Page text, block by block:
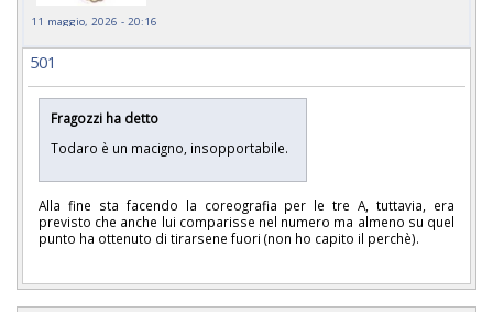
11 maggio, 2026 - 20:16
501
Fragozzi ha detto
Todaro è un macigno, insopportabile.
Alla fine sta facendo la coreografia per le tre A, tuttavia, era
previsto che anche lui comparisse nel numero ma almeno su quel
punto ha ottenuto di tirarsene fuori (non ho capito il perchè).